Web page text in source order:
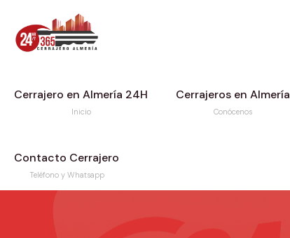
Cerrajero en Almería 24H
Inicio
Cerrajeros en Almería
Conócenos
Contacto Cerrajero
Teléfono y Whatsapp